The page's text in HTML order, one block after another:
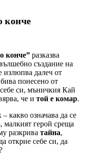
конче
конче” разказва
създание на
излюпва далеч от
понесено от
си, мъничкия Кай
че и той е комар.
какво означава да се
малкият герой среща
разкрива тайна,
открие себе си, да